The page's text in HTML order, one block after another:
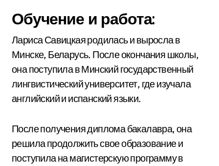
Обучение и работа:
Лариса Савицкая родилась и выросла в
Минске, Беларусь. После окончания школы,
она поступила в Минский государственный
лингвистический университет, где изучала
английский и испанский языки.
После получения диплома бакалавра, она
решила продолжить свое образование и
поступила на магистерскую программу в